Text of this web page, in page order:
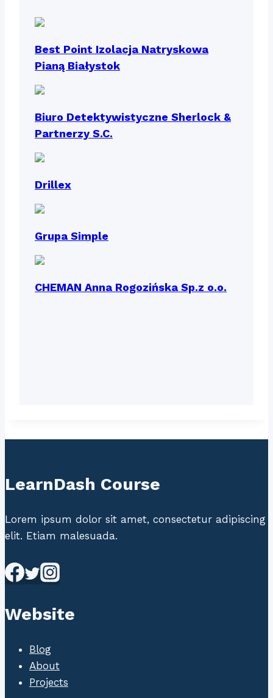
Best Point Izolacja Natryskowa
Pianą Białystok
Biuro Detektywistyczne Sherlock &
Partnerzy S.C.
Drillex
Grupa Simple
CHEMAN Anna Rogozińska Sp.z o.o.
LearnDash Course
Lorem ipsum dolor sit amet, consectetur adipiscing
elit. Etiam malesuada.
Website
Blog
About
Projects